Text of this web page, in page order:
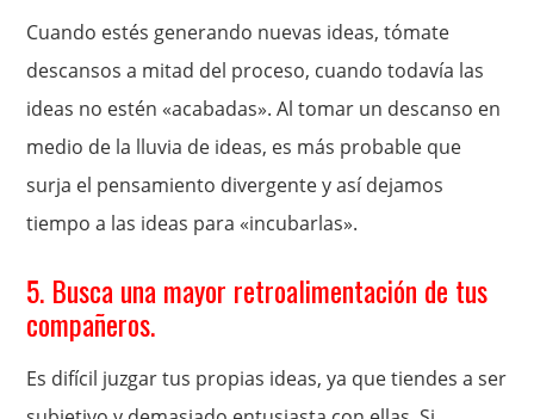
Cuando estés generando nuevas ideas, tómate
descansos a mitad del proceso, cuando todavía las
ideas no estén «acabadas». Al tomar un descanso en
medio de la lluvia de ideas, es más probable que
surja el pensamiento divergente y así dejamos
tiempo a las ideas para «incubarlas».
5. Busca una mayor retroalimentación de tus
compañeros.
Es difícil juzgar tus propias ideas, ya que tiendes a ser